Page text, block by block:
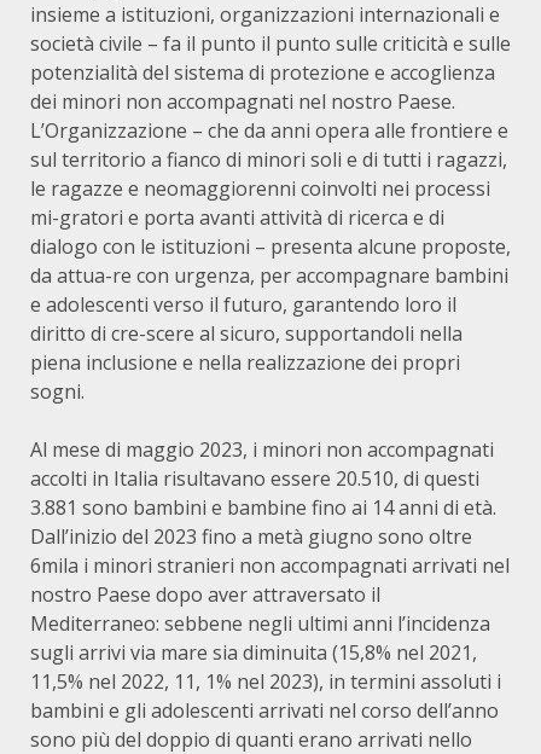
insieme a istituzioni, organizzazioni internazionali e
società civile – fa il punto il punto sulle criticità e sulle
potenzialità del sistema di protezione e accoglienza
dei minori non accompagnati nel nostro Paese.
L’Organizzazione – che da anni opera alle frontiere e
sul territorio a fianco di minori soli e di tutti i ragazzi,
le ragazze e neomaggiorenni coinvolti nei processi
mi-gratori e porta avanti attività di ricerca e di
dialogo con le istituzioni – presenta alcune proposte,
da attua-re con urgenza, per accompagnare bambini
e adolescenti verso il futuro, garantendo loro il
diritto di cre-scere al sicuro, supportandoli nella
piena inclusione e nella realizzazione dei propri
sogni.
Al mese di maggio 2023, i minori non accompagnati
accolti in Italia risultavano essere 20.510, di questi
3.881 sono bambini e bambine fino ai 14 anni di età.
Dall’inizio del 2023 fino a metà giugno sono oltre
6mila i minori stranieri non accompagnati arrivati nel
nostro Paese dopo aver attraversato il
Mediterraneo: sebbene negli ultimi anni l’incidenza
sugli arrivi via mare sia diminuita (15,8% nel 2021,
11,5% nel 2022, 11, 1% nel 2023), in termini assoluti i
bambini e gli adolescenti arrivati nel corso dell’anno
sono più del doppio di quanti erano arrivati nello